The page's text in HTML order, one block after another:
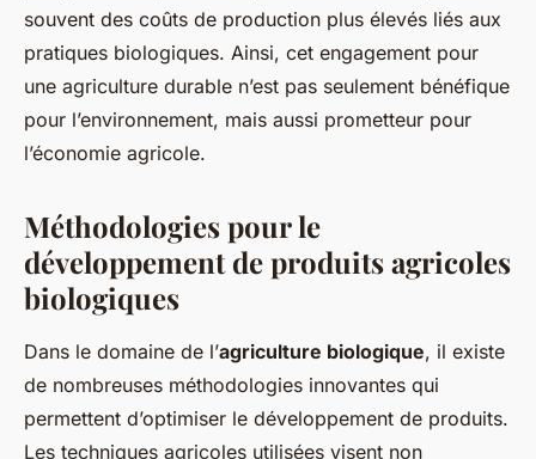
souvent des coûts de production plus élevés liés aux
pratiques biologiques. Ainsi, cet engagement pour
une agriculture durable n’est pas seulement bénéfique
pour l’environnement, mais aussi prometteur pour
l’économie agricole.
Méthodologies pour le
développement de produits agricoles
biologiques
Dans le domaine de l’agriculture biologique, il existe
de nombreuses méthodologies innovantes qui
permettent d’optimiser le développement de produits.
Les techniques agricoles utilisées visent non